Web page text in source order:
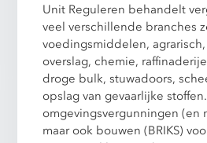
Unit Reguleren behandelt
veel verschillende branches
voedingsmiddelen,
overslag, chemie,
droge bulk, stuwadoors,
opslag van gevaarlijke
omgevingsvergunningen (en
maar ook bouwen (BRIKS)